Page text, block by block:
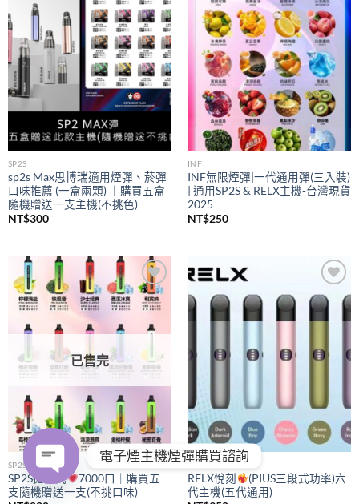
wishlist
SP2S
sp2s Max思博瑞適用煙彈、菸彈
口味推薦 (一盒兩顆) ｜購買五盒
隨機贈送一支主機(不挑色)
NT$300
wishlist
INF
INF無限煙彈|一代通用彈(三入裝)
| 通用SP2S & RELX主機-台灣現貨
2025
NT$250
Add to
wishlist
已售完
SP2S
SP2S拋棄式
7000口｜購買五
支隨機贈送一支(不挑口味)
Add to
wishlist
RELX
RELX悅刻
(PIUS三段式功率)六
代主機(五代通用)
電子煙主機煙彈購買諮詢
OPEN